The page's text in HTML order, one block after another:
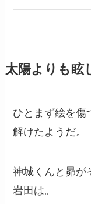
太陽よりも眩
ひとまず絵を傷
解けたようだ。
神城くんと昴が
岩田は。